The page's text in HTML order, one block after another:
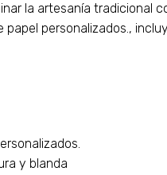
la artesanía tradicional
personalizados.,
y blanda